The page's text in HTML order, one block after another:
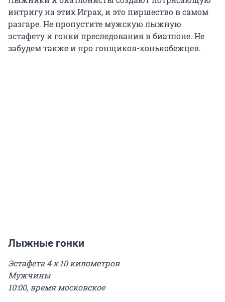
интригу на этих Играх, и это пиршество в самом
разгаре. Не пропустите мужскую лыжную
эстафету и гонки преследования в биатлоне. Не
забудем также и про гонщиков-конькобежцев.
Лыжные гонки
Эстафета 4 х 10 километров
Мужчины
10:00, время московское